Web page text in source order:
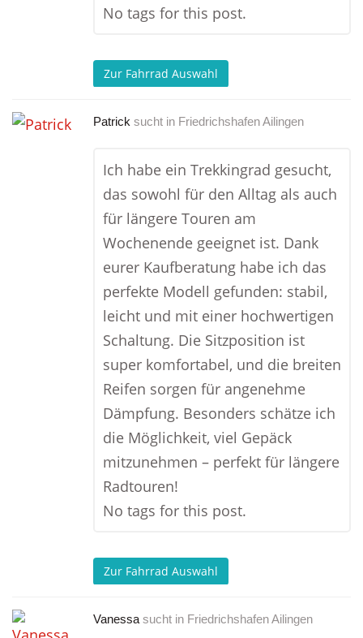
No tags for this post.
Zur Fahrrad Auswahl
Patrick sucht in Friedrichshafen Ailingen
Ich habe ein Trekkingrad gesucht,
das sowohl für den Alltag als auch
für längere Touren am
Wochenende geeignet ist. Dank
eurer Kaufberatung habe ich das
perfekte Modell gefunden: stabil,
leicht und mit einer hochwertigen
Schaltung. Die Sitzposition ist
super komfortabel, und die breiten
Reifen sorgen für angenehme
Dämpfung. Besonders schätze ich
die Möglichkeit, viel Gepäck
mitzunehmen – perfekt für längere
Radtouren!
No tags for this post.
Zur Fahrrad Auswahl
Vanessa sucht in Friedrichshafen Ailingen